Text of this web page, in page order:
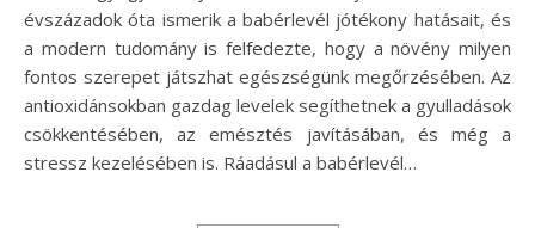
évszázadok óta ismerik a babérlevél jótékony hatásait, és
a modern tudomány is felfedezte, hogy a növény milyen
fontos szerepet játszhat egészségünk megőrzésében. Az
antioxidánsokban gazdag levelek segíthetnek a gyulladások
csökkentésében, az emésztés javításában, és még a
stressz kezelésében is. Ráadásul a babérlevél…